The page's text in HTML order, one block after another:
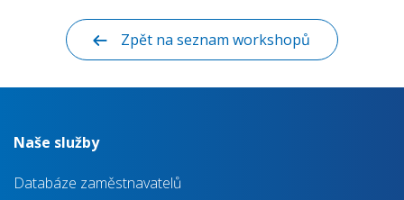
Zpět na seznam workshopů
Naše služby
Databáze zaměstnavatelů